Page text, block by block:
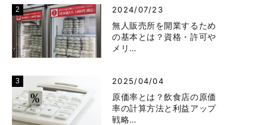
2024/07/23
無人販売所を開業するため
の基本とは？資格・許可や
メリ…
2025/04/04
原価率とは？飲食店の原価
率の計算方法と利益アップ
戦略…